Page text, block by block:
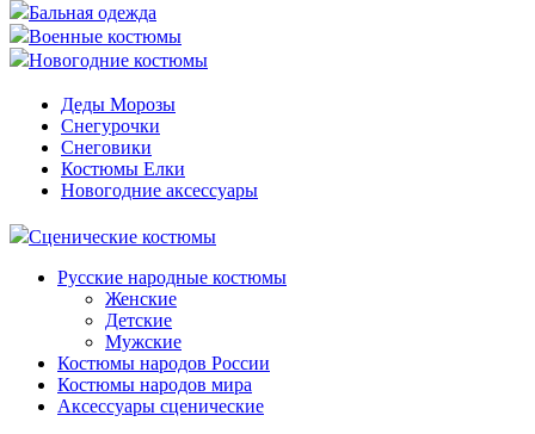
Бальная одежда
Военные костюмы
Новогодние костюмы
Деды Морозы
Снегурочки
Снеговики
Костюмы Елки
Новогодние аксессуары
Сценические костюмы
Русские народные костюмы
Женские
Детские
Мужские
Костюмы народов России
Костюмы народов мира
Аксессуары сценические